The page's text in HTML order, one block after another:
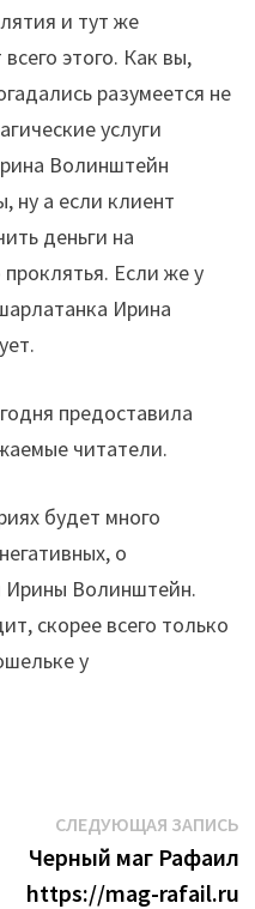
и тут же
этого. Как вы,
разумеется не
услуги
Волинштейн
ну а если клиент
деньги на
Если же у
Ирина
предоставила
читатели.
будет много
о
Ирины Волинштейн.
скорее всего только
у
СЛЕДУЮЩАЯ ЗАПИСЬ
Черный маг Рафаил
https://mag-rafail.ru